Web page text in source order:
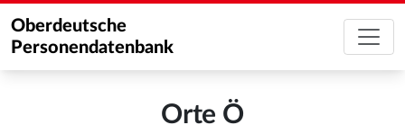
Oberdeutsche
Personendatenbank
Orte Ö